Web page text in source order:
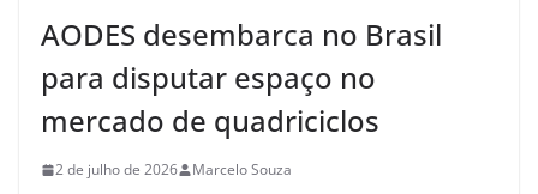
AODES desembarca no Brasil
para disputar espaço no
mercado de quadriciclos
2 de julho de 2026 Marcelo Souza